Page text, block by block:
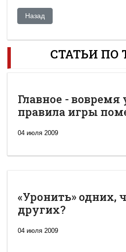
Предыдущий: Казахстан
Назад
СТАТЬИ ПО
Главное - вовремя
правила игры
04 июля 2009
«Уронить» одних,
других?
04 июля 2009